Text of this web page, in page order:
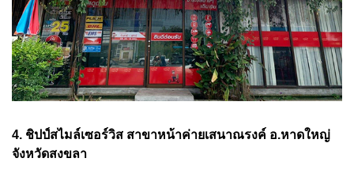
4. ชิปป์สไมล์เซอร์วิส สาขาหน้าค่ายเสนาณรงค์ อ.หาดใหญ่
จังหวัดสงขลา